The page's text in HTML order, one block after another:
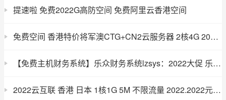
提速啦 免费2022G高防空间 免费阿里云香港空间
免费空间 香港特价将军澳CTG+CN2云服务器 2核4G 2022元-美得云
【免费主机财务系统】乐众财务系统lzsys：2022大促 乐众财务系统标准版限时免费 功能十分强大 可对接Hyper-V被控 星外API nokvm 魔方云KVM
2022云互联 香港 日本 1核1G 5M 不限流量 2022.2022元 美国 1核1G 2022M不限流量 2022.2022元 美国 2核2G 2022M 2022元/2年 免费空间